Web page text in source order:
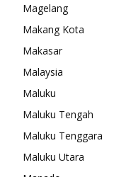
Magelang
Makang Kota
Makasar
Malaysia
Maluku
Maluku Tengah
Maluku Tenggara
Maluku Utara